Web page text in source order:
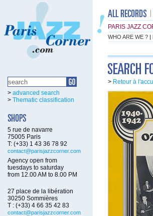
PARIS JAZZ
WHO ARE WE ? |
> advanced search
> Thematic classification
5 rue de navarre
75005 Paris
T: (+33) 1 43 36 78 92
contact@parisjazzcorner.com
Agency open from
tuesdays to saturday
from 12.00 AM to 8.00 PM
27 place de la libération
30250 Sommières
T : (+33) 4 66 35 42 83
contact@parisjazzcorner.com
> Retour à